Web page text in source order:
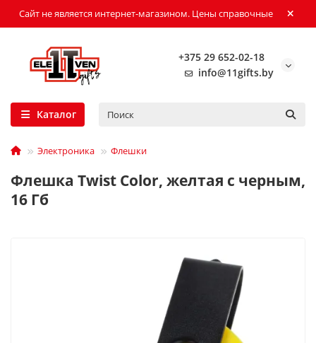
Сайт не является интернет-магазином. Цены справочные
+375 29 652-02-18
info@11gifts.by
Каталог
Электроника Флешки
Флешка Twist Color, желтая с черным,
16 Гб